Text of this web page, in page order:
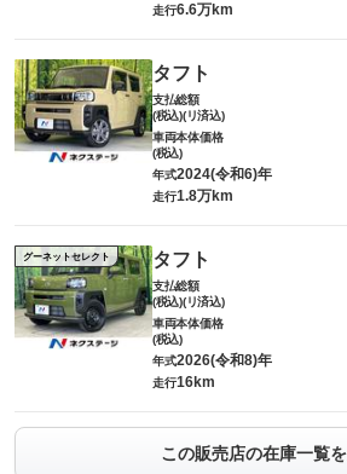
走行6.6万km
タフト
支払総額
(税込)(リ済込)
車両本体価格
(税込)
年式2024(令和6)年
走行1.8万km
グーネットセレクト タフト
支払総額
(税込)(リ済込)
車両本体価格
(税込)
年式2026(令和8)年
走行16km
この販売店の在庫一覧